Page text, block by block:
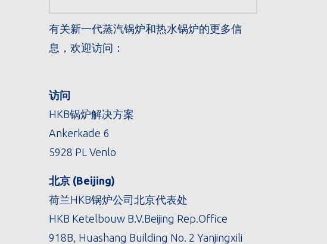
有关新一代蒸汽锅炉和热水锅炉的更多信
息，欢迎访问：
访问
HKB锅炉解决方案
Ankerkade 6
5928 PL Venlo
北京 (Beijing)
荷兰HKB锅炉公司北京代表处
HKB Ketelbouw B.V.Beijing Rep.Office
918B, Huashang Building No. 2 Yanjingxili